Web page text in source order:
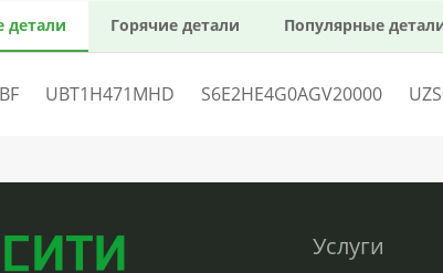
детали Горячие детали Популярные
UBT1H471MHD S6E2HE4G0AGV20000
Услуги